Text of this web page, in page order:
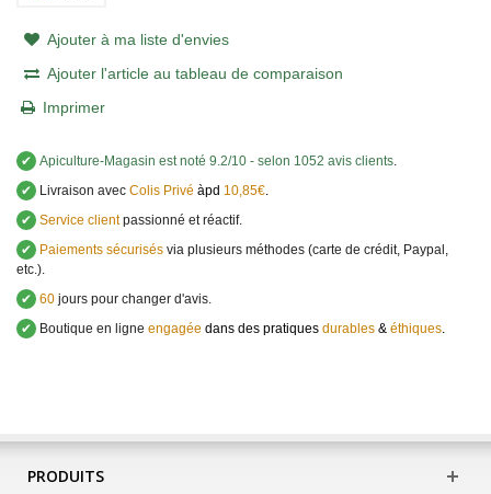
Ajouter à ma liste d'envies
Ajouter l'article au tableau de comparaison
Imprimer
✔ Apiculture-Magasin est noté 9.2/10 - selon 1052 avis clients.
✔
Livraison avec Colis Privé àpd 10,85€.
✔ Service clientpassionné et réactif.
✔
Paiements sécurisés via plusieurs méthodes (carte de crédit, Paypal,
etc.).
✔ 60 jours pour changer d'avis.
✔
Boutique en ligne engagée dans des pratiques durables & éthiques.
PRODUITS